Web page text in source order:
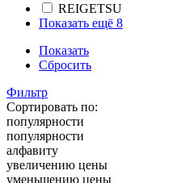
REIGETSU
Показать ещё 8
Показать
Сбросить
Фильтр
Сортировать по:
популярности
популярности
алфавиту
увеличению цены
уменьшению цены